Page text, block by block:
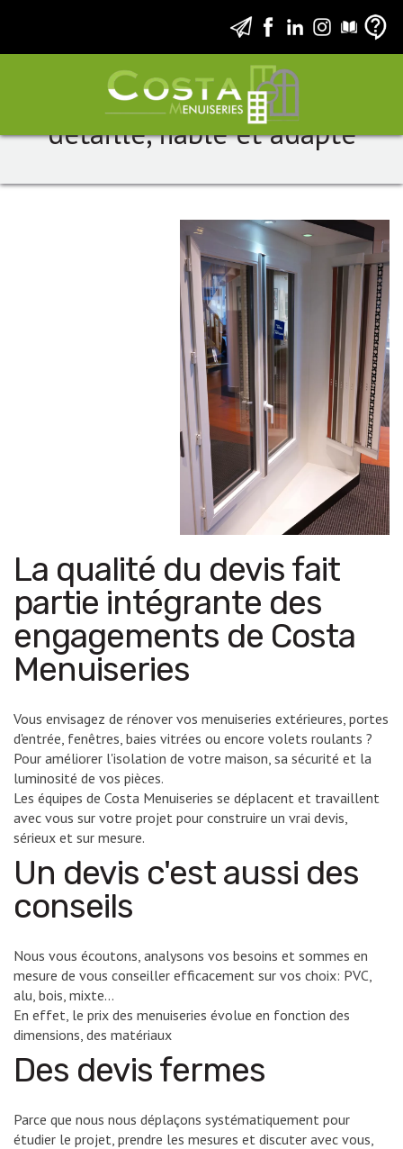
Costa Menuiseries : un devis
détaillé, fiable et adapté
La qualité du devis fait
partie intégrante des
engagements de Costa
Menuiseries
Vous envisagez de rénover vos menuiseries extérieures, portes
d'entrée, fenêtres, baies vitrées ou encore volets roulants ?
Pour améliorer l'isolation de votre maison, sa sécurité et la
luminosité de vos pièces.
Les équipes de Costa Menuiseries se déplacent et travaillent
avec vous sur votre projet pour construire un vrai devis,
sérieux et sur mesure.
Un devis c'est aussi des
conseils
Nous vous écoutons, analysons vos besoins et sommes en
mesure de vous conseiller efficacement sur vos choix: PVC,
alu, bois, mixte...
En effet, le prix des menuiseries évolue en fonction des
dimensions, des matériaux
Des devis fermes
Parce que nous nous déplaçons systématiquement pour
étudier le projet, prendre les mesures et discuter avec vous,